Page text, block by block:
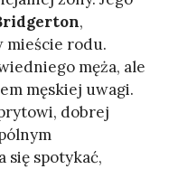
,
mieście rodu.
męża, ale
męskiej uwagi.
dobrej
się spotykać,